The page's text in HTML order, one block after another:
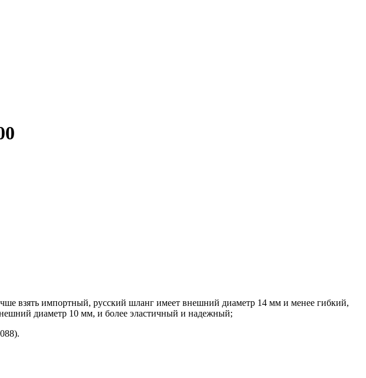
взять импортный, русский шланг имеет внешний диаметр 14 мм и менее гибкий,
диаметр 10 мм, и более эластичный и надежный;